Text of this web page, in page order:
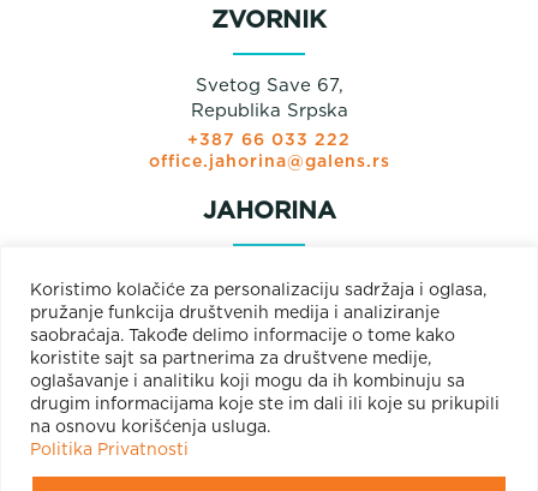
Koristimo kolačiće za personalizaciju sadržaja i oglasa,
pružanje funkcija društvenih medija i analiziranje
saobraćaja. Takođe delimo informacije o tome kako
koristite sajt sa partnerima za društvene medije,
oglašavanje i analitiku koji mogu da ih kombinuju sa
drugim informacijama koje ste im dali ili koje su prikupili
na osnovu korišćenja usluga.
Politika Privatnosti
ZVORNIK
Svetog Save 67,
Republika Srpska
+387 66 033 222
office.jahorina@galens.rs
JAHORINA
Olimpijska bb
Jahorina
+381 66 033 222
+387 66 033 222
office.jahorina@galens.rs